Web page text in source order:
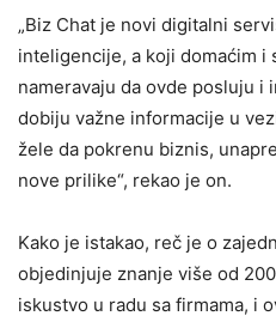
„Biz Chat je novi digitalni
inteligencije, a koji domaćim
nameravaju da ovde posluju i
dobiju važne informacije u
žele da pokrenu biznis,
nove prilike“, rekao je on.
Kako je istakao, reč je o
objedinjuje znanje više od
iskustvo u radu sa firmama, i